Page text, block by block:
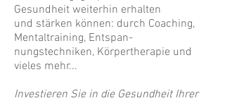
Gesundheit weiterhin erhalten
und stärken können: durch Coaching,
Mentaltraining, Entspan-
nungstechniken, Körpertherapie und
vieles mehr...
Investieren Sie in die Gesundheit Ihrer